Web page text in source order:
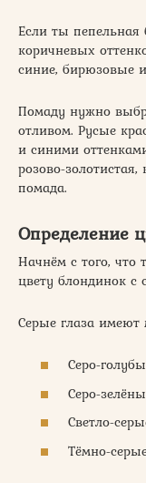
Если ты пепельная
коричневых
синие, бирюзовые
Помаду нужно
отливом. Русые
и синими
розово-
помада.
Определение
Начнём с того, что
цвету блондинок с
Серые глаза имеют
Серо-
Серо-
Светло-
Тёмно-